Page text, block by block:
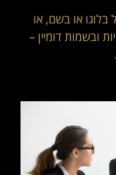
בלוגו או בשם, או
ובשמות דומיין –